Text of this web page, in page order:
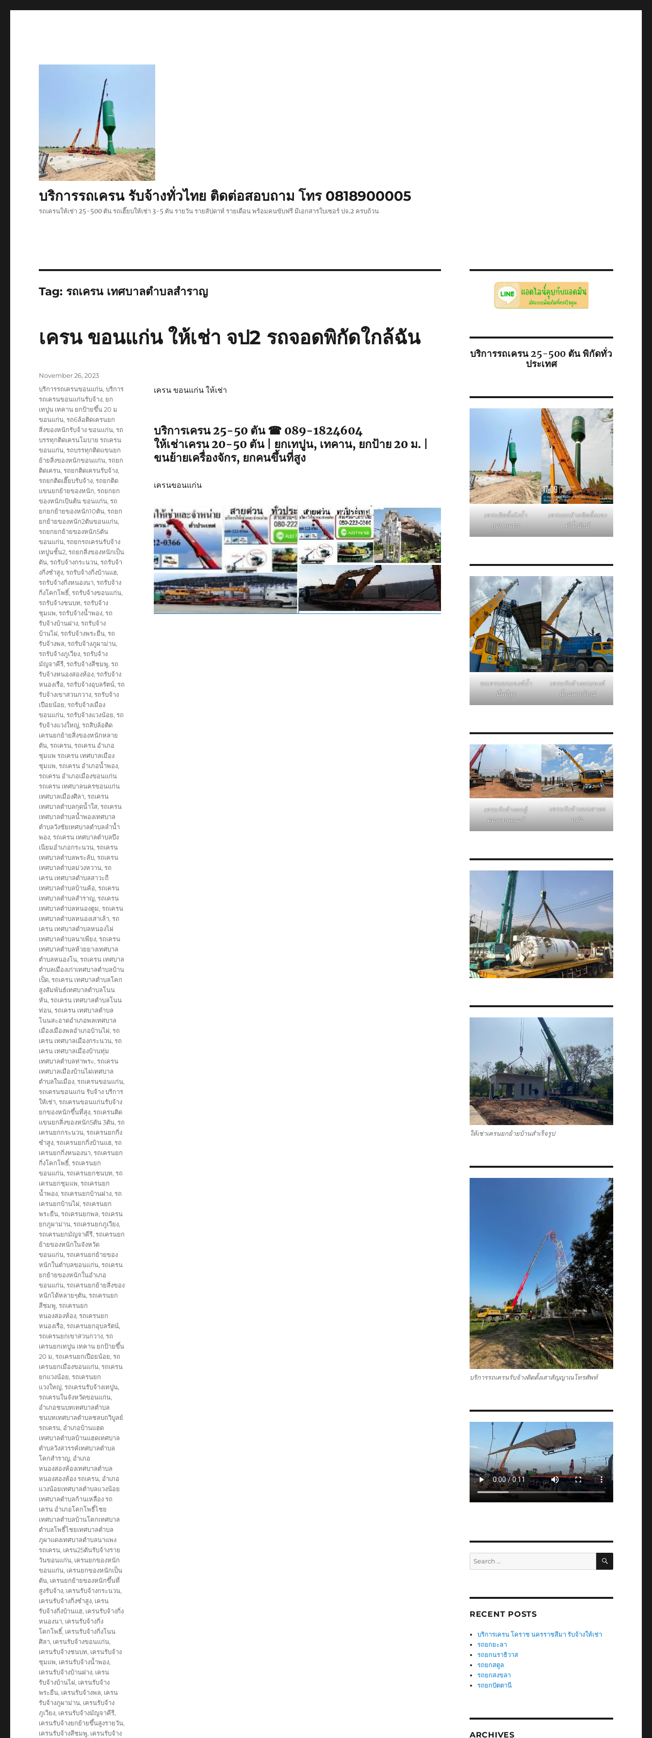
บริการรถเครน รับจ้างทั่วไทย ติดต่อสอบถาม โทร 0818900005
รถเครนให้เช่า 25-500 ตัน รถเฮี๊ยบให้เช่า 3-5 ตัน รายวัน รายสัปดาห์ รายเดือน พร้อมคนขับฟรี มีเอกสารใบเซอร์ ปจ.2 ครบถ้วน
Tag: รถเครน เทศบาลตำบลสำราญ
เครน ขอนแก่น ให้เช่า จป2 รถจอดพิกัดใกล้ฉัน
เครน ขอนแก่น ให้เช่า
บริการเครน 25-50 ตัน ☎ 089-1824604
ให้เช่าเครน 20-50 ตัน | ยกเทปูน, เทคาน, ยกป้าย 20 ม. |
ขนย้ายเครื่องจักร, ยกคนขึ้นที่สูง
เครนขอนแก่น
Posted
on
November 26, 2023
Tags
บริการรถเครนขอนแก่น,บริการ
รถเครนขอนแก่นรับจ้าง, ยก
เทปูน เทคาน ยกป้ายขึ้น 20 ม
ขอนแก่น,รถ6ล้อติดเครนยก
สิ่งของหนักรับจ้าง ขอนแก่น,รถ
บรรทุกติดเครนโมบาย รถเครน
ขอนแก่น,รถบรรทุกติดแขนยก
ย้ายสิ่งของหนักขอนแก่น,รถยก
ติดเครน,รถยกติดเครนรับจ้าง,
รถยกติดเฮี๊ยบรับจ้าง,รถยกติด
แขนยกย้ายของหนัก,รถยกยก
ของหนักเป้นต้น ขอนแก่น,รถ
ยกยกย้ายของหนัก10ตัน,รถยก
ยกย้ายของหนัก2ตันขอนแก่น,
รถยกยกย้ายของหนัก5ตัน
ขอนแก่น,รถยกรถเครนรับจ้าง
เทปูนชั้น2,รถยกสิ่งของหนักเป็น
ตัน,รถรับจ้างกระนวน,รถรับจ้า
งกิ่งซำสูง,รถรับจ้างกิ่งบ้านแฮ,
รถรับจ้างกิ่งหนองนา,รถรับจ้าง
กิ่งโคกโพธิ์,รถรับจ้างขอนแก่น,
รถรับจ้างชนบท,รถรับจ้าง
ชุมแพ,รถรับจ้างน้ำพอง,รถ
รับจ้างบ้านฝาง,รถรับจ้าง
บ้านไผ่,รถรับจ้างพระยืน,รถ
รับจ้างพล,รถรับจ้างภูผาม่าน,
รถรับจ้างภูเวียง,รถรับจ้าง
มัญจาคีรี,รถรับจ้างสีชมพู,รถ
รับจ้างหนองสองห้อง,รถรับจ้าง
หนองเรือ,รถรับจ้างอุบลรัตน์,รถ
รับจ้างเขาสวนกวาง,รถรับจ้าง
เปือยน้อย,รถรับจ้างเมือง
ขอนแก่น,รถรับจ้างแวงน้อย,รถ
รับจ้างแวงใหญ่,รถสิบล้อติด
เครนยกย้ายสิ่งของหนักหลาย
ตัน,รถเครน,รถเครน อำเภอ
ชุมแพ รถเครน เทศบาลเมือง
ชุมแพ,รถเครน อำเภอน้ำพอง,
รถเครน อำเภอเมืองขอนแก่น
รถเครน เทศบาลนครขอนแก่น
เทศบาลเมืองศิลา,รถเครน
เทศบาลตำบลกุดน้ำใส,รถเครน
เทศบาลตำบลน้ำพองเทศบาล
ตำบลวังชัยเทศบาลตำบลลำน้ำ
พอง,รถเครน เทศบาลตำบลบึง
เนียมอำเภอกระนวน,รถเครน
เทศบาลตำบลพระลับ,รถเครน
เทศบาลตำบลม่วงหวาน,รถ
เครน เทศบาลตำบลสาวะถี
เทศบาลตำบลบ้านค้อ,รถเครน
เทศบาลตำบลสำราญ,รถเครน
เทศบาลตำบลหนองตูม,รถเครน
เทศบาลตำบลหนองเสาเล้า,รถ
เครน เทศบาลตำบลหนองไผ่
เทศบาลตำบลนาเพียง,รถเครน
เทศบาลตำบลห้วยยางเทศบาล
ตำบลหนองโน,รถเครน เทศบาล
ตำบลเมืองเก่าเทศบาลตำบลบ้าน
เป็ด,รถเครน เทศบาลตำบลโคก
สูงสัมพันธ์เทศบาลตำบลโนน
หัน,รถเครน เทศบาลตำบลโนน
ท่อน,รถเครน เทศบาลตำบล
โนนสะอาดอำเภอพลเทศบาล
เมืองเมืองพลอำเภอบ้านไผ่,รถ
เครน เทศบาลเมืองกระนวน,รถ
เครน เทศบาลเมืองบ้านทุ่ม
เทศบาลตำบลท่าพระ,รถเครน
เทศบาลเมืองบ้านไผ่เทศบาล
ตำบลในเมือง,รถเครนขอนแก่น,
รถเครนขอนแก่น รับจ้าง บริการ
ให้เช่า,รถเครนขอนแก่นรับจ้าง
ยกของหนักขึ้นที่สุง,รถเครนติด
แขนยกสิ่งของหนัก5ตัน 3ตัน,รถ
เครนยกกระนวน,รถเครนยกกิ่ง
ซำสูง,รถเครนยกกิ่งบ้านแฮ,รถ
เครนยกกิ่งหนองนา,รถเครนยก
กิ่งโคกโพธิ์,รถเครนยก
ขอนแก่น,รถเครนยกชนบท,รถ
เครนยกชุมแพ,รถเครนยก
น้ำพอง,รถเครนยกบ้านฝาง,รถ
เครนยกบ้านไผ่,รถเครนยก
พระยืน,รถเครนยกพล,รถเครน
ยกภูผาม่าน,รถเครนยกภูเวียง,
รถเครนยกมัญจาคีรี,รถเครนยก
ย้ายของหนักในจังหวัด
ขอนแก่น,รถเครนยกย้ายของ
หนักในตำบลขอนแก่น,รถเครน
ยกย้ายของหนักในอำเภอ
ขอนแก่น,รถเครนยกย้ายสิ่งของ
หนักได้หลายๆตัน,รถเครนยก
สีชมพู,รถเครนยก
หนองสองห้อง,รถเครนยก
หนองเรือ,รถเครนยกอุบลรัตน์,
รถเครนยกเขาสวนกวาง,รถ
เครนยกเทปูน เทคาน ยกป้ายขึ้น
20 ม,รถเครนยกเปือยน้อย,รถ
เครนยกเมืองขอนแก่น,รถเครน
ยกแวงน้อย,รถเครนยก
แวงใหญ่,รถเครนรับจ้างเทปูน,
รถเครนในจังหวัดขอนแก่น,
อำเภอชนบทเทศบาลตำบล
ชนบทเทศบาลตำบลชลบถวิบูลย์
รถเครน, อำเภอบ้านแฮด
เทศบาลตำบลบ้านแฮดเทศบาล
ตำบลวังสวรรค์เทศบาลตำบล
โคกสำราญ, อำเภอ
หนองสองห้องเทศบาลตำบล
หนองสองห้อง รถเครน, อำเภอ
แวงน้อยเทศบาลตำบลแวงน้อย
เทศบาลตำบลก้านเหลือง รถ
เครน อำเภอโคกโพธิ์ไชย
เทศบาลตำบลบ้านโคกเทศบาล
ตำบลโพธิ์ไชยเทศบาลตำบล
ภูผาแดงเทศบาลตำบลนาแพง
รถเครน, เครน25ตันรับจ้างราย
วันขอนแก่น, เครนยกของหนัก
ขอนแก่น, เครนยกของหนักเป็น
ตัน, เครนยกย้ายของหนักขึ้นที่
สูงรับจ้าง, เครนรับจ้างกระนวน,
เครนรับจ้างกิ่งซำสูง, เครน
รับจ้างกิ่งบ้านแฮ, เครนรับจ้างกิ่ง
หนองนา, เครนรับจ้างกิ่ง
โคกโพธิ์, เครนรับจ้างกิ่งโนน
ศิลา, เครนรับจ้างขอนแก่น,
เครนรับจ้างชนบท, เครนรับจ้าง
ชุมแพ, เครนรับจ้างน้ำพอง,
เครนรับจ้างบ้านฝาง, เครน
รับจ้างบ้านไผ่, เครนรับจ้าง
พระยืน, เครนรับจ้างพล, เครน
รับจ้างภูผาม่าน, เครนรับจ้าง
ภูเวียง, เครนรับจ้างมัญจาคีรี,
เครนรับจ้างยกย้ายขึ้นสูงรายวัน,
เครนรับจ้างสีชมพู, เครนรับจ้าง
บริการรถเครน 25-500 ตัน พิกัดทั่ว
ประเทศ
เครนติดตั้งถังน้ำ
สูง20เมตร
เครนยกย้ายติดตั้งแทง
ค์น้ำยักษ์
รถเครนยกแทงค์น้ำ
ขึ้นที่สูง
เครนรับจ้างยกแทงค์
น้ำขนาดใหญ่
เครนรับจ้างยกตู้
คอนเทนเนอร์
เครนรับจ้างยกเสาตอ
หม้อ
ให้เช่าเครนยกย้ายบ้านสำเร็จรูป
บริการรถเครนรับจ้างติดตั้งเสาสัญญาณโทรศัพท์
Search
for:
SEARCH
RECENT POSTS
บริการเครน โคราช นครราชสีมา รับจ้างให้เช่า
รถยกยะลา
รถยกนราธิวาส
รถยกสตูล
รถยกสงขลา
รถยกปัตตานี
ARCHIVES